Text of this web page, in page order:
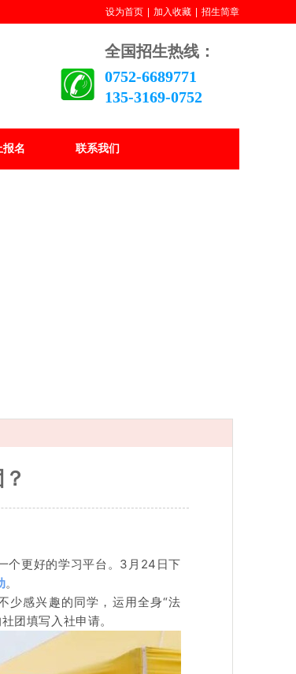
全国招生热线：
0752-6689771
135-3169-0752
报名 联系我们
设为首页 加入收藏 招生简章
个更好的学习平台。3月24日下
。
少感兴趣的同学，运用全身“法
团填写入社申请。